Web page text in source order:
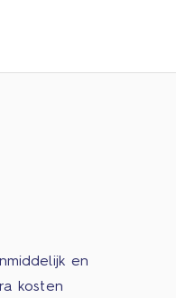
en
kosten